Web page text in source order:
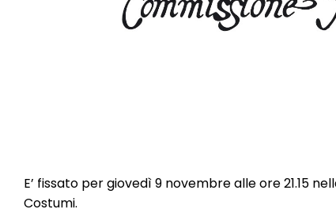
E’ fissato per giovedì 9 novembre alle ore 21.15
Costumi.